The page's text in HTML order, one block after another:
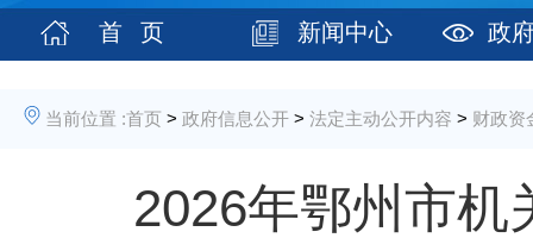
首 页 新闻中心 政
当前位置 :首页 > 政府信息公开 > 法定主动公开内容 > 财政资
2026年鄂州市机